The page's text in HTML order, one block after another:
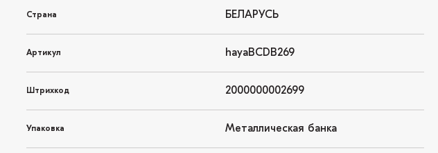
Страна БЕЛАРУСЬ
Артикул hayaBCDB269
Штрихкод 2000000002699
Упаковка Металлическая банка